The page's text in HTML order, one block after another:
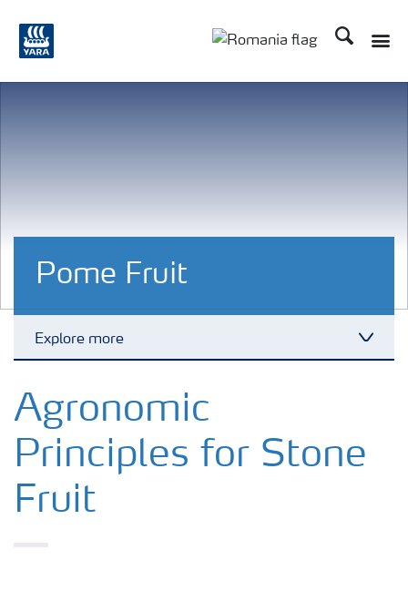
Căutare
Pome Fruit
Explore more
Produse
Unelte și servicii
Agronomic
Principles for Stone
Fruit